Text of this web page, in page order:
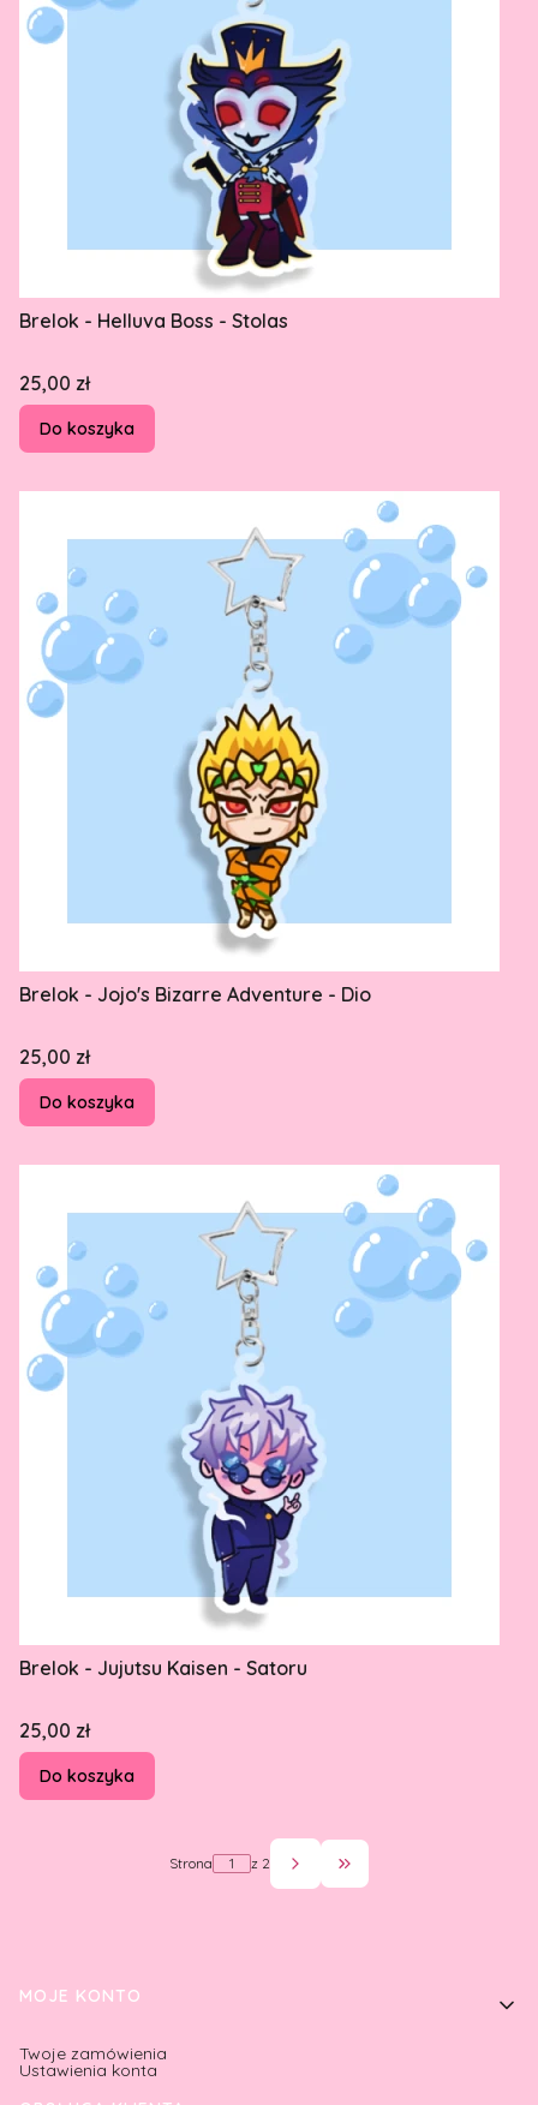
Brelok - Helluva Boss - Stolas
Cena
25,00 zł
Do koszyka
Brelok - Jojo's Bizarre Adventure - Dio
Cena
25,00 zł
Do koszyka
Brelok - Jujutsu Kaisen - Satoru
Cena
25,00 zł
Do koszyka
Strona z 2 Przejdź do ostatniej
Linki w stopce
MOJE KONTO
Twoje zamówienia
Ustawienia konta